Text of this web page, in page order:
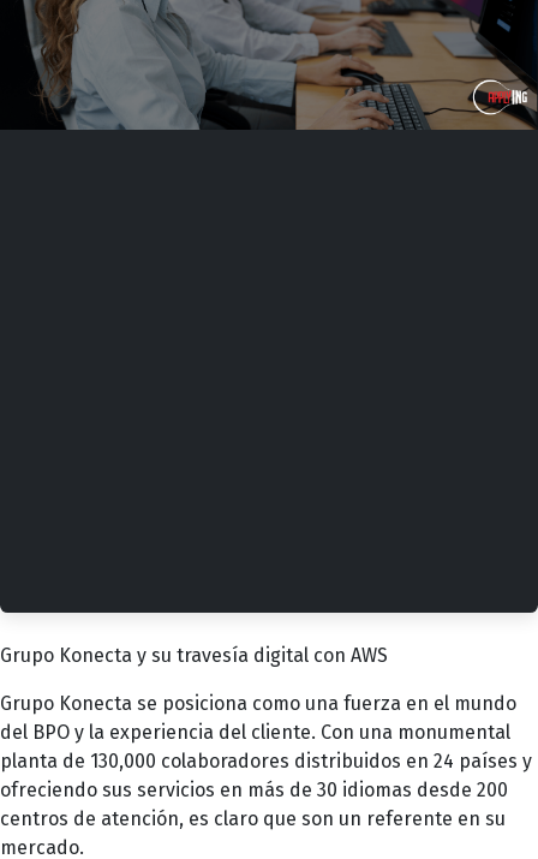
Grupo Konecta y su travesía digital con AWS
Grupo Konecta se posiciona como una fuerza en el mundo
del BPO y la experiencia del cliente. Con una monumental
planta de 130,000 colaboradores distribuidos en 24 países y
ofreciendo sus servicios en más de 30 idiomas desde 200
centros de atención, es claro que son un referente en su
mercado.